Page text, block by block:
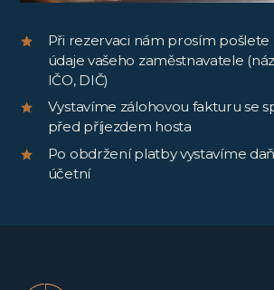
Při rezervaci nám prosím
údaje vašeho zaměstnavatele
IČO, DIČ)
Vystavíme zálohovou fakturu se
před příjezdem hosta
Po obdržení platby vystavíme
účetní